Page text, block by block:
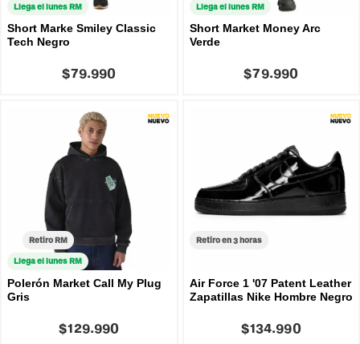
Llega el lunes RM
Short Marke Smiley Classic
Tech Negro
$79.990
Llega el lunes RM
Short Market Money Arc
Verde
$79.990
Retiro RM
Llega el lunes RM
Polerón Market Call My Plug
Gris
$129.990
Retiro en 3 horas
Air Force 1 '07 Patent Leather
Zapatillas Nike Hombre Negro
$134.990